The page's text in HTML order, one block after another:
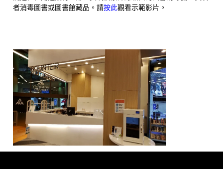
者消毒圖書或圖書館藏品。請按此觀看示範影片。